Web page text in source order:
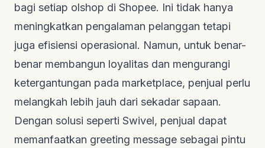
bagi setiap olshop di Shopee. Ini tidak hanya
meningkatkan pengalaman pelanggan tetapi
juga efisiensi operasional. Namun, untuk benar-
benar membangun loyalitas dan mengurangi
ketergantungan pada marketplace, penjual perlu
melangkah lebih jauh dari sekadar sapaan.
Dengan solusi seperti Swivel, penjual dapat
memanfaatkan greeting message sebagai pintu